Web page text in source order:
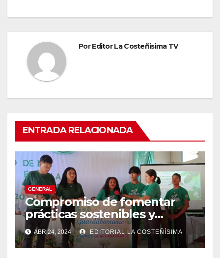
PorEditor La Costeñisima TV
ENTRADA RELACIONADA
GENERAL
Compromiso de fomentar
prácticas sostenibles y
conciencia ecológica en las
instituciones educativas
ABR 24, 2024 EDITORIAL LA COSTEÑÍSIMA